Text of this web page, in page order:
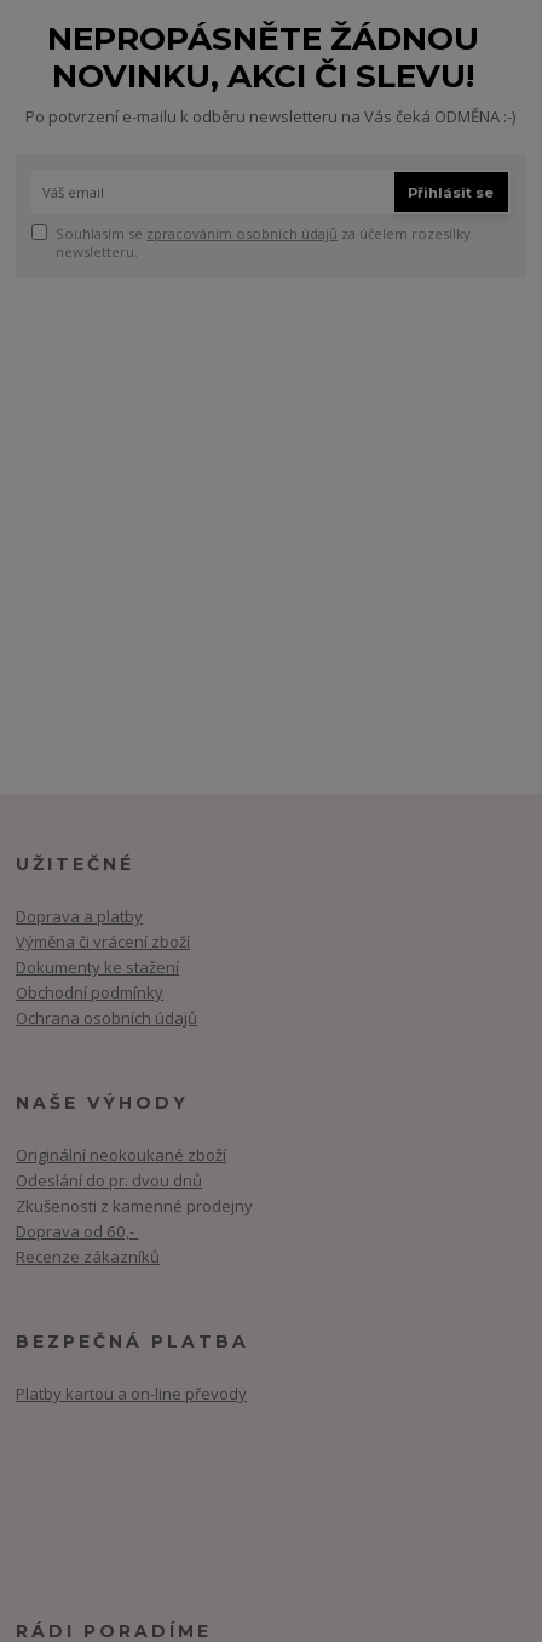
NEPROPÁSNĚTE ŽÁDNOU
NOVINKU, AKCI ČI SLEVU!
Po potvrzení e-mailu k odběru newsletteru na Vás čeká ODMĚNA :-)
Přihlásit se
Souhlasím se zpracováním osobních údajů za účelem rozesílky
newsletteru.
UŽITEČNÉ
Doprava a platby
Výměna či vrácení zboží
Dokumenty ke stažení
Obchodní podmínky
Ochrana osobních údajů
NAŠE VÝHODY
Originální neokoukané zboží
Odeslání do pr. dvou dnů
Zkušenosti z kamenné prodejny
Doprava od 60,-
Recenze zákazníků
BEZPEČNÁ PLATBA
Platby kartou a on-line převody
RÁDI PORADÍME